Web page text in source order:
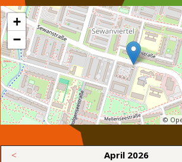
+
−
©
< April 2026